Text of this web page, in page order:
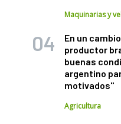
Maquinarias y
En un
productor
buenas
argentino
motivados"
Agricultura